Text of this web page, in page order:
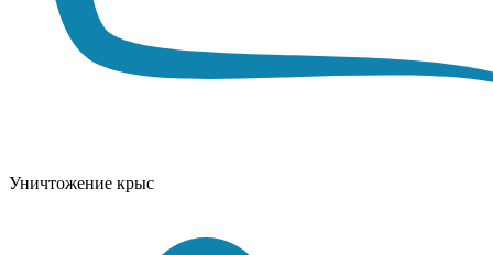
Уничтожение крыс